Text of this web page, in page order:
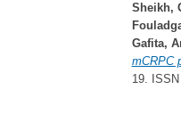
Sheikh,
Gafita,
mCRPC
19.